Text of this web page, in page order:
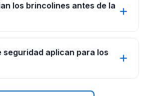
los brincolines antes de la
seguridad aplican para los